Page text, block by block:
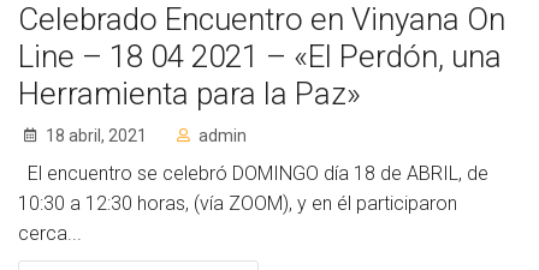
Celebrado Encuentro en Vinyana On
Line – 18 04 2021 – «El Perdón, una
Herramienta para la Paz»
18 abril, 2021 admin
El encuentro se celebró DOMINGO día 18 de ABRIL, de
10:30 a 12:30 horas, (vía ZOOM), y en él participaron
cerca...